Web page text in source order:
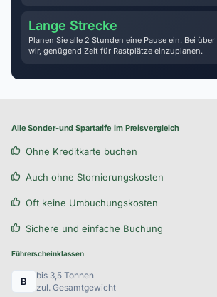
Lange Strecke
Planen Sie alle 2 Stunden eine Pause ein. Bei
wir, genügend Zeit für Rastplätze einzuplanen.
Alle Sonder-und Spartarife im Preisvergleich
Ohne Kreditkarte buchen
Auch ohne Stornierungskosten
Oft keine Umbuchungskosten
Sichere und einfache Buchung
Führerscheinklassen
B
bis 3,5 Tonnen
zul. Gesamtgewicht